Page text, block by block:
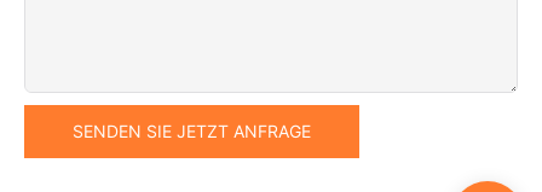
SENDEN SIE JETZT ANFRAGE